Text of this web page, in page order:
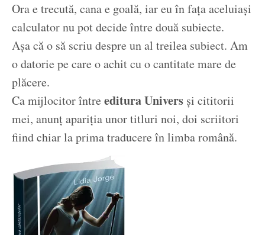
Ora e trecută, cana e goală, iar eu în fața aceluiași
calculator nu pot decide între două subiecte.
Așa că o să scriu despre un al treilea subiect. Am
o datorie pe care o achit cu o cantitate mare de
plăcere.
Ca mijlocitor între editura Univers și cititorii
mei, anunț apariția unor titluri noi, doi scriitori
fiind chiar la prima traducere în limba română.